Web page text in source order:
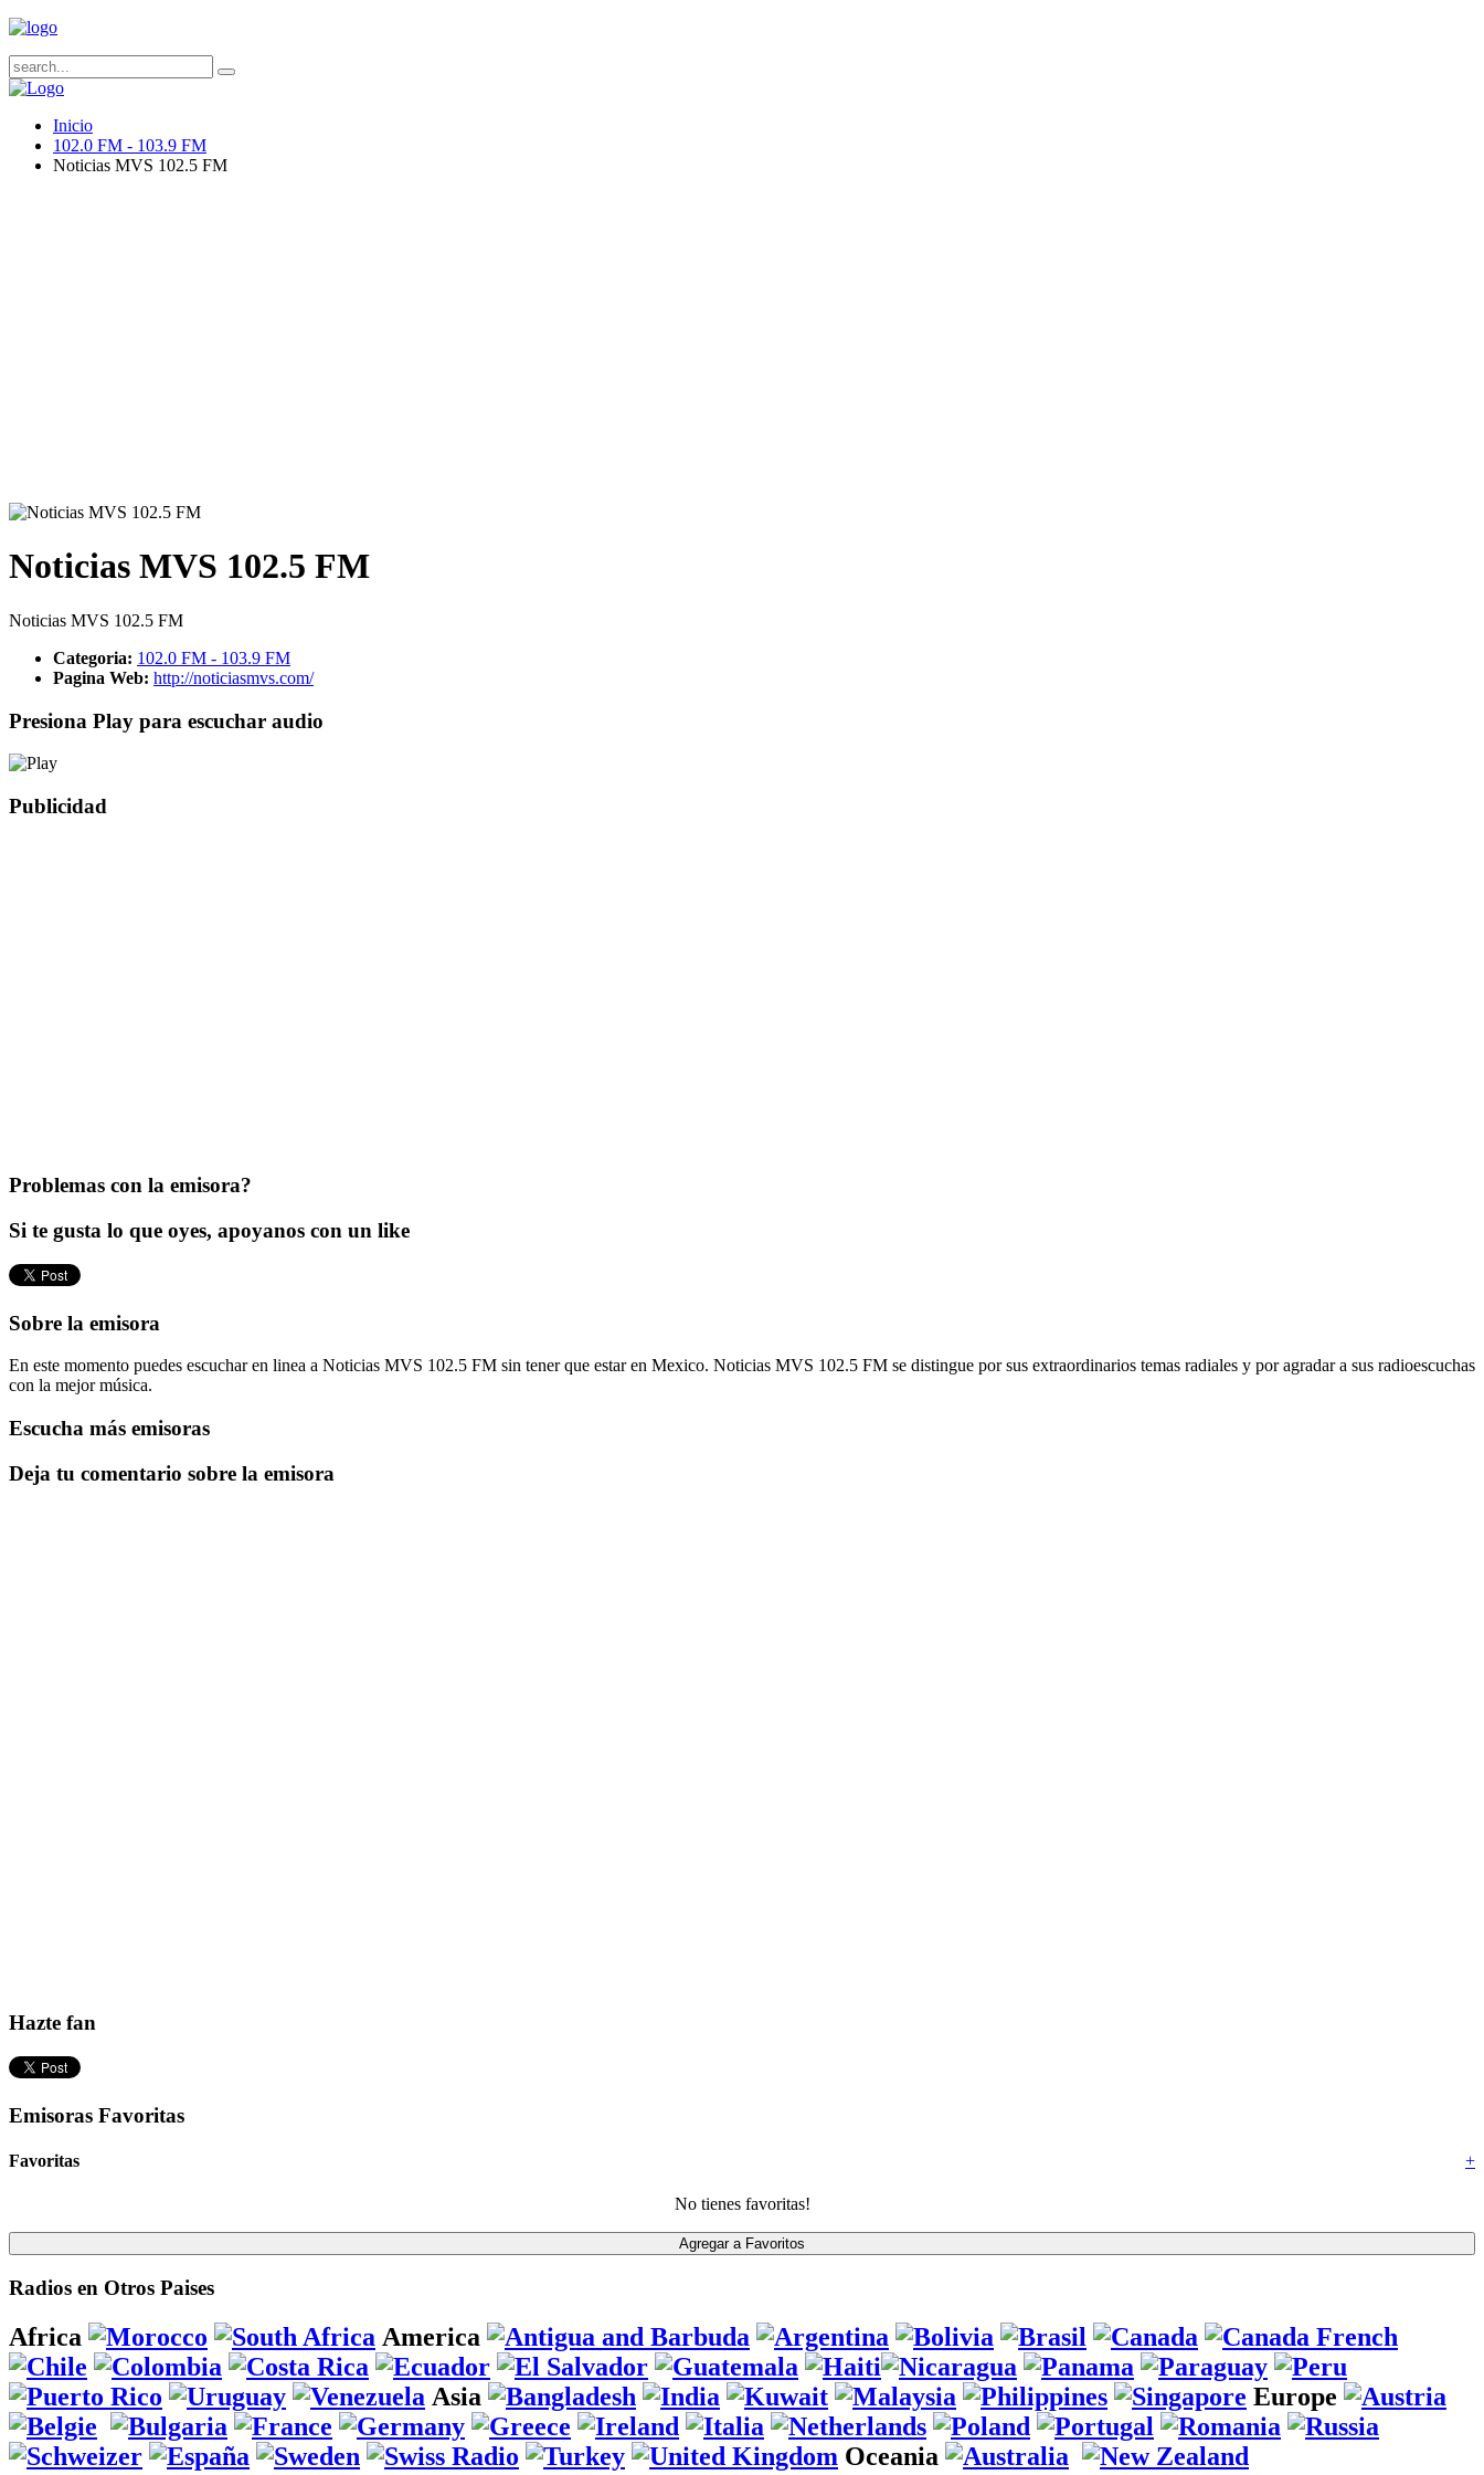
Inicio
102.0 FM - 103.9 FM
Noticias MVS 102.5 FM
Noticias MVS 102.5 FM
Noticias MVS 102.5 FM
Categoria: 102.0 FM - 103.9 FM
Pagina Web: http://noticiasmvs.com/
Presiona Play para escuchar audio
Publicidad
Problemas con la emisora?
Si te gusta lo que oyes, apoyanos con un like
Sobre la emisora
En este momento puedes escuchar en linea a Noticias MVS 102.5 FM sin tener que estar en Mexico. Noticias MVS 102.5 FM se distingue por sus extraordinarios temas radiales y por agradar a sus radioescuchas
con la mejor música.
Escucha más emisoras
Deja tu comentario sobre la emisora
Hazte fan
Emisoras Favoritas
+
Favoritas
No tienes favoritas!
Radios en Otros Paises
Africa America
Asia Europe
Oceania